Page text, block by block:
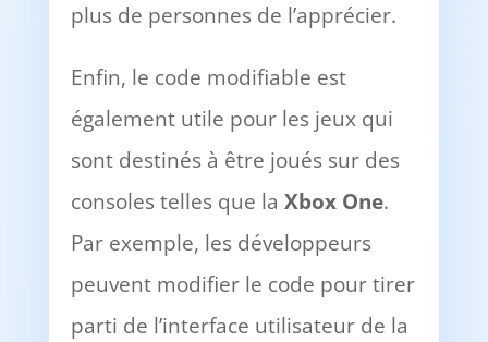
plus de personnes de l’apprécier.
Enfin, le code modifiable est
également utile pour les jeux qui
sont destinés à être joués sur des
consoles telles que la Xbox One.
Par exemple, les développeurs
peuvent modifier le code pour tirer
parti de l’interface utilisateur de la